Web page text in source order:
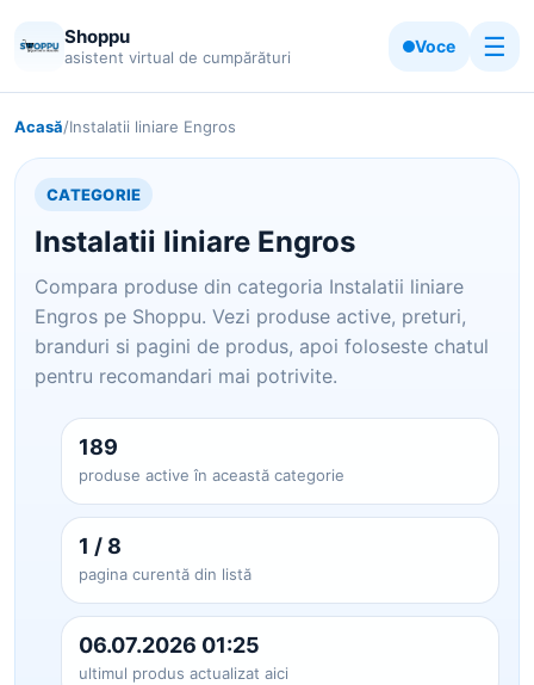
Shoppu
asistent virtual de cumpărături
Voce ☰
Acasă/Instalatii liniare Engros
CATEGORIE
Instalatii liniare Engros
Compara produse din categoria Instalatii liniare
Engros pe Shoppu. Vezi produse active, preturi,
branduri si pagini de produs, apoi foloseste chatul
pentru recomandari mai potrivite.
189
produse active în această categorie
1 / 8
pagina curentă din listă
06.07.2026 01:25
ultimul produs actualizat aici